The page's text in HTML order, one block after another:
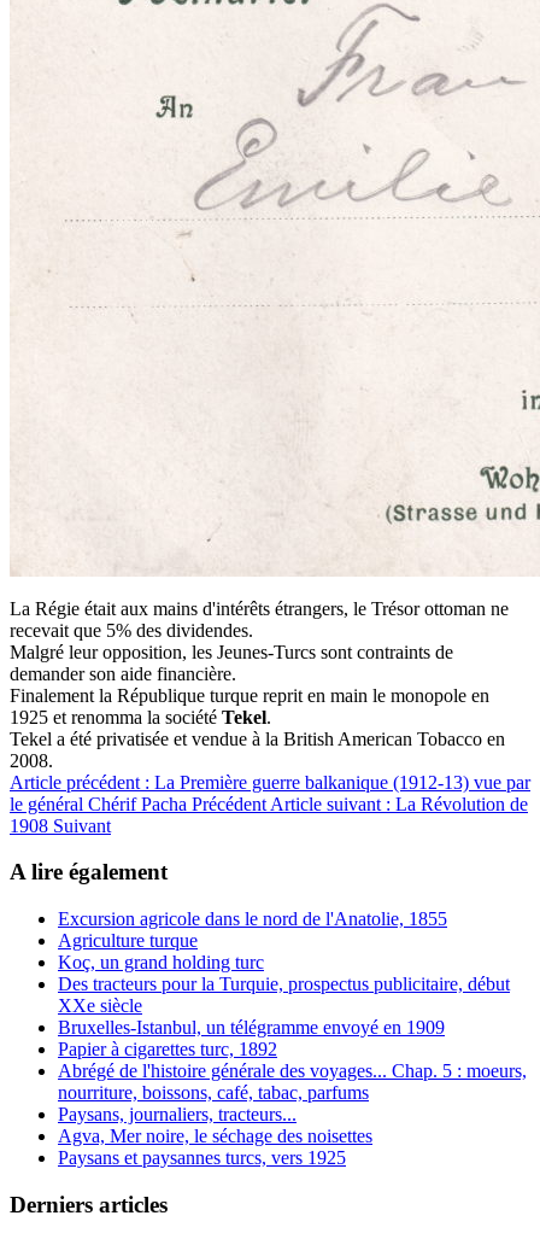
La Régie était aux mains d'intérêts étrangers, le Trésor ottoman ne
recevait que 5% des dividendes.
Malgré leur opposition, les Jeunes-Turcs sont contraints de
demander son aide financière.
Finalement la République turque reprit en main le monopole en
1925 et renomma la société Tekel.
Tekel a été privatisée et vendue à la British American Tobacco en
2008.
Article précédent : La Première guerre balkanique (1912-13) vue par
le général Chérif Pacha Précédent Article suivant : La Révolution de
1908 Suivant
A lire également
Excursion agricole dans le nord de l'Anatolie, 1855
Agriculture turque
Koç, un grand holding turc
Des tracteurs pour la Turquie, prospectus publicitaire, début
XXe siècle
Bruxelles-Istanbul, un télégramme envoyé en 1909
Papier à cigarettes turc, 1892
Abrégé de l'histoire générale des voyages... Chap. 5 : moeurs,
nourriture, boissons, café, tabac, parfums
Paysans, journaliers, tracteurs...
Agva, Mer noire, le séchage des noisettes
Paysans et paysannes turcs, vers 1925
Derniers articles